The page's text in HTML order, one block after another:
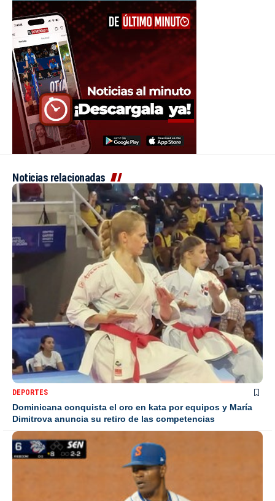
Noticias relacionadas
DEPORTES
Dominicana conquista el oro en kata por equipos y María
Dimitrova anuncia su retiro de las competencias